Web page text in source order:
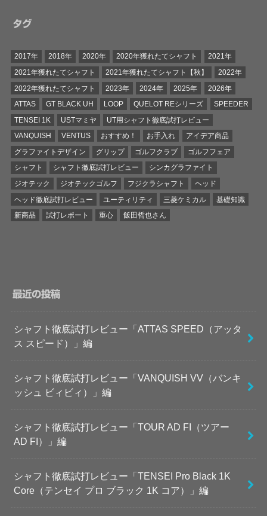
タグ
2017年 2018年 2020年 2020年獲れたてシャフト
2021年
2021年獲れたてシャフト
2021年獲れたてシャフト【秋】
2022年
2022年獲れたてシャフト
2023年 2024年 2025年
2026年
ATTAS
GT BLACK UH LOOP QUELOT REシリーズ
SPEEDER
TENSEI 1K
USTマミヤ
UT用シャフト徹底試打レビュー
VANQUISH
VENTUS おすすめ！ お手入れ
アイデア商品
グラファイトデザイン
グリップ ゴルフクラブ
ゴルフフェア
シャフト
シャフト徹底試打レビュー
シンカグラファイト
ジオテック
ジオテックゴルフ フジクラシャフト
ヘッド
ヘッド徹底試打レビュー
ユーティリティ 三菱ケミカル
基礎知識
新商品
試打レポート 重心 飯田哲也さん
最近の投稿
シャフト徹底試打レビュー「ATTAS SPEED（アッタ
ス スピード）」編
シャフト徹底試打レビュー「VANQUISH VV（バンキ
ッシュ ビィビィ）」編
シャフト徹底試打レビュー「TOUR AD FI（ツアー
AD FI）」編
シャフト徹底試打レビュー「TENSEI Pro Black 1K
Core（テンセイ プロ ブラック 1K コア）」編